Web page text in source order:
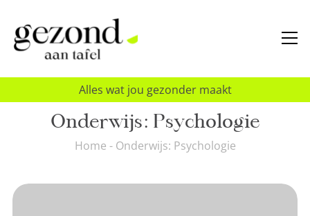
Alles wat jou gezonder maakt
Onderwijs: Psychologie
Home - Onderwijs: Psychologie